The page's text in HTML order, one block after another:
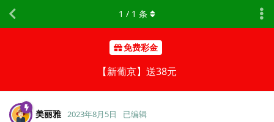
免费彩金
【新葡京】送38元
1 / 1 条
美丽雅 2023年8月5日 已编辑